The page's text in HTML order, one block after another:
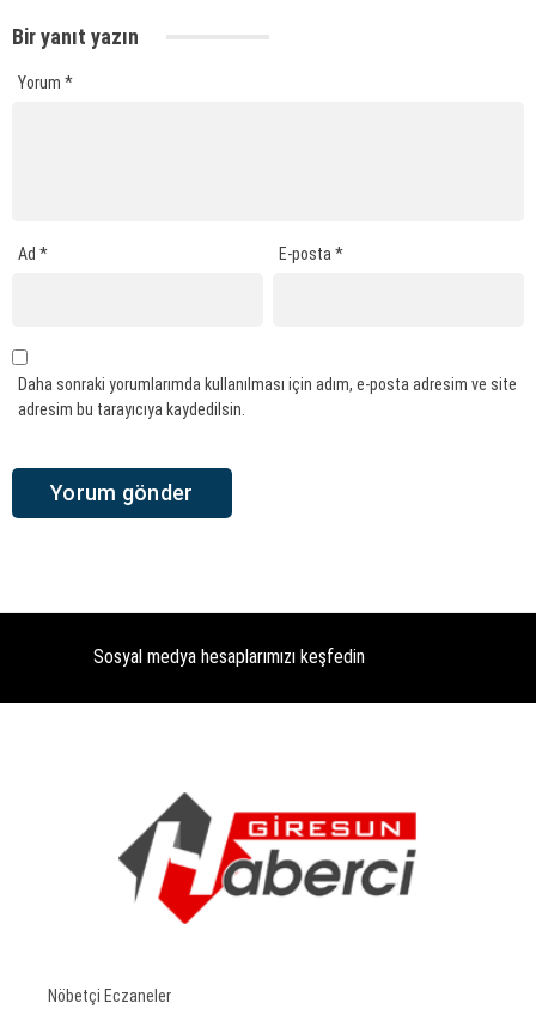
Bir yanıt yazın
Yorum *
Ad * E-posta*
Daha sonraki yorumlarımda kullanılması için adım, e-posta adresim ve site
adresim bu tarayıcıya kaydedilsin.
Sosyal medya hesaplarımızı keşfedin
Nöbetçi Eczaneler